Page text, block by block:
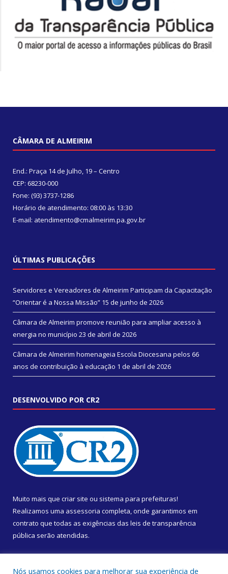
CÂMARA DE ALMEIRIM
End.: Praça 14 de Julho, 19 – Centro
CEP: 68230-000
Fone: (93) 3737-1286
Horário de atendimento: 08:00 às 13:30
E-mail: atendimento@cmalmeirim.pa.gov.br
ÚLTIMAS PUBLICAÇÕES
Servidores e Vereadores de Almeirim Participam da Capacitação
“Orientar é a Nossa Missão” 15 de junho de 2026
Câmara de Almeirim promove reunião para ampliar acesso à
energia no município 23 de abril de 2026
Câmara de Almeirim homenageia Escola Diocesana pelos 66
anos de contribuição à educação 1 de abril de 2026
DESENVOLVIDO POR CR2
Muito mais que criar site ou sistema para prefeituras!
Realizamos uma assessoria completa, onde garantimos em
contrato que todas as exigências das leis de transparência
pública serão atendidas.
Nós usamos cookies para melhorar sua experiência de